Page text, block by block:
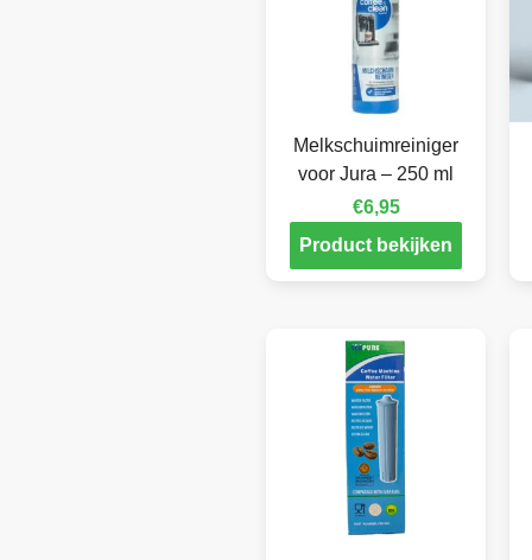
Melkschuimreiniger
voor Jura – 250 ml
€6,95
Product bekijken